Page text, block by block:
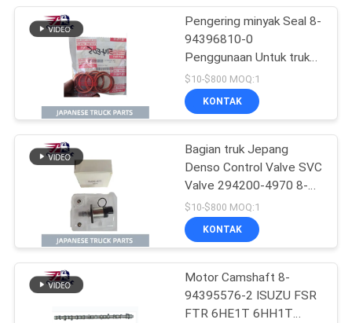
Suku Cadang Rem
Hino
Bagian Tubuh Hino
Pengering minyak Seal 8-
94396810-0
Penggunaan Untuk truk
Jepang ISUZU FVR 6HK1
6UZ1 6SD1 Isuzu Truck
Parts
$10-$800 MOQ:1
KONTAK
Bagian truk Jepang
Denso Control Valve SVC
Valve 294200-4970 8-
98145449-1 Untuk
ISUZU FVR34 LT134
6HK1TC 6HK1T Bagian
$10-$800 MOQ:1
KONTAK
Motor Camshaft 8-
94395576-2 ISUZU FSR
FTR 6HE1T 6HH1T